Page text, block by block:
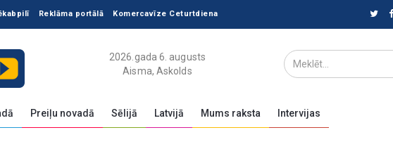
Reklāma portālā Komercavīze Ceturtdiena
2026.gada 6. augusts
Aisma, Askolds
Preiļu novadā Sēlijā Latvijā Mums raksta Intervijas